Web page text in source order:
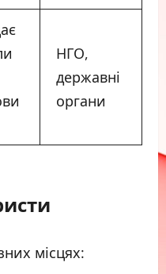
НГО,
державні
органи
місцях: